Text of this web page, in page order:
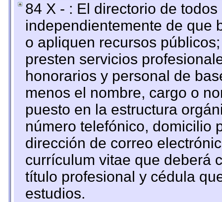
84 X - : El directorio de
independientemente de que
o apliquen recursos
presten servicios
honorarios y personal de
menos el nombre, cargo o
puesto en la estructura
número telefónico, domicilio
dirección de correo
currículum vitae que deberá
título profesional y cédula
estudios.